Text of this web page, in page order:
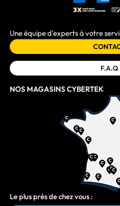
Une équipe d'experts à votre
F.A.Q
NOS MAGASINS CYBERTEK
Le plus près de chez vous :